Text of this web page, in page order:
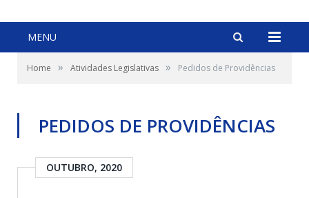
MENU
Home » Atividades Legislativas » Pedidos de Providências
PEDIDOS DE PROVIDÊNCIAS
OUTUBRO, 2020